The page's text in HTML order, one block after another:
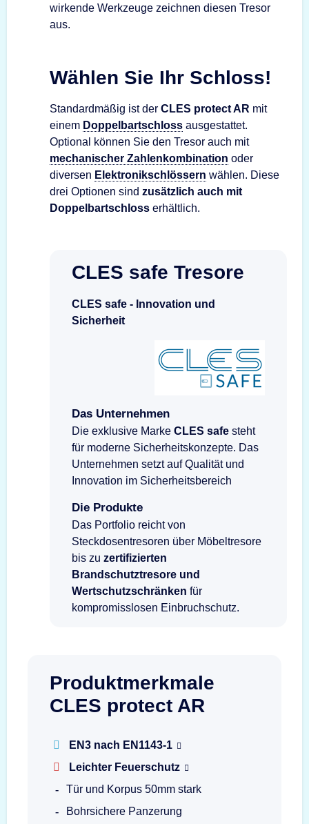
wirkende Werkzeuge zeichnen diesen Tresor
aus.
Wählen Sie Ihr Schloss!
Standardmäßig ist der CLES protect AR mit
einem Doppelbartschloss ausgestattet.
Optional können Sie den Tresor auch mit
mechanischer Zahlenkombination oder
diversen Elektronikschlössern wählen. Diese
drei Optionen sind zusätzlich auch mit
Doppelbartschloss erhältlich.
CLES safe Tresore
CLES safe - Innovation und
Sicherheit
Das Unternehmen
Die exklusive Marke CLES safe steht
für moderne Sicherheitskonzepte. Das
Unternehmen setzt auf Qualität und
Innovation im Sicherheitsbereich
Die Produkte
Das Portfolio reicht von
Steckdosentresoren über Möbeltresore
bis zu zertifizierten
Brandschutztresore und
Wertschutzschränken für
kompromisslosen Einbruchschutz.
Produktmerkmale
CLES protect AR
EN3 nach EN1143-1
Leichter Feuerschutz
Tür und Korpus 50mm stark
Bohrsichere Panzerung